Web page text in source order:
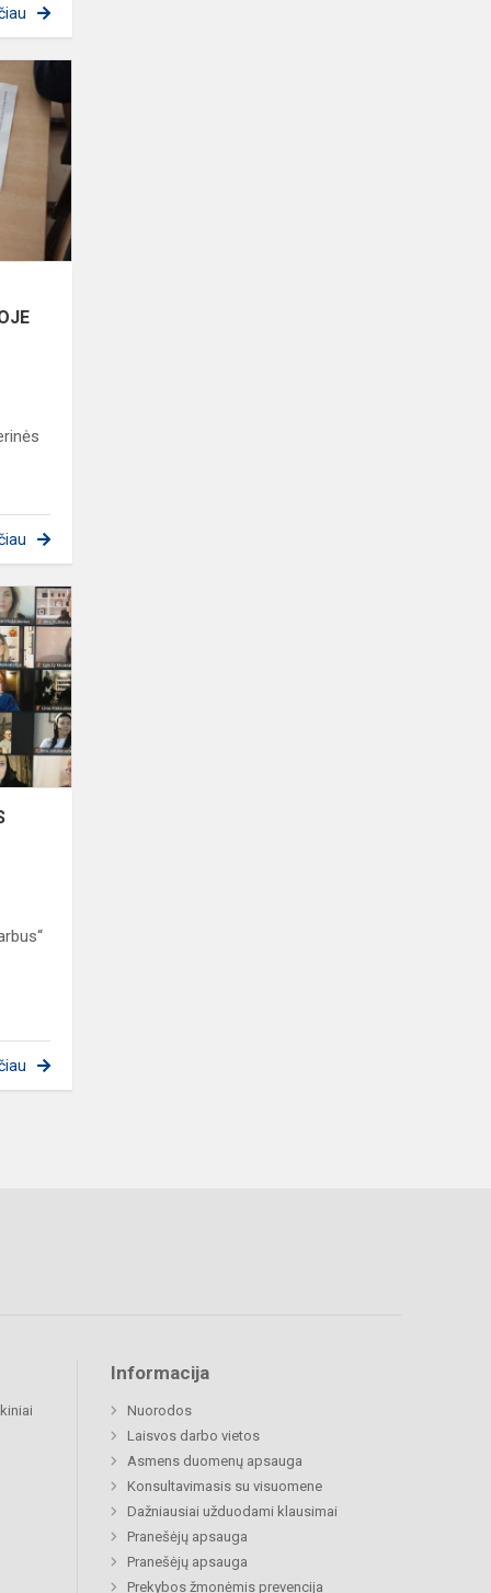
PROGIMNAZIJOJE
KIEKVIENAS
YRA
SVARBUS
Informacija
Nuorodos
Laisvos darbo vietos
Asmens duomenų apsauga
Konsultavimasis su visuomene
Dažniausiai užduodami klausimai
Pranešėjų apsauga
Pranešėjų apsauga
Prekybos žmonėmis prevencija